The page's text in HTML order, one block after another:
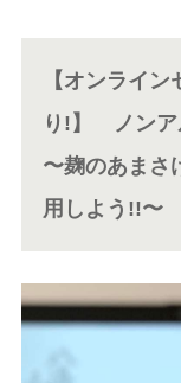
【オンライ
り!】 ノンア
〜麹のあまさ
用しよう!!〜